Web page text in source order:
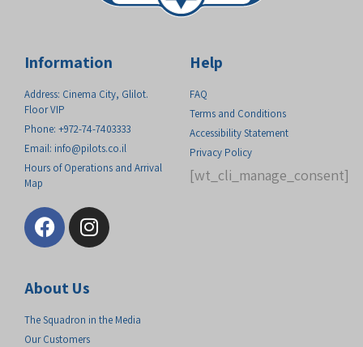
Information
Address: Cinema City, Glilot.
Floor VIP
Phone: +972-74-7403333
Email: info@pilots.co.il
Hours of Operations and Arrival
Map
Help
FAQ
Terms and Conditions
Accessibility Statement
Privacy Policy
[wt_cli_manage_consent]
About Us
The Squadron in the Media
Our Customers